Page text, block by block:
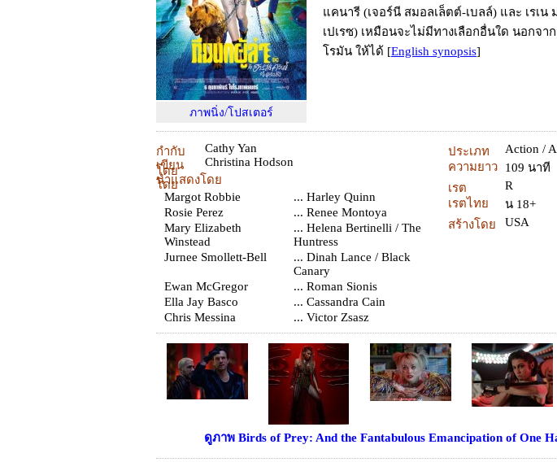
ภาพนิ่ง/โปสเตอร์
แคนารี (เจอร์นี สมอลเล็ตต์-เบลล์) และ เรเน
เปเรซ) เหมือนจะไม่มีทางเลือกอื่นใด นอกจ
โรมัน ให้ได้ [English synopsis]
กำกับ
โดย
Cathy Yan
เขียน
โดย
Christina Hodson
นำแสดงโดย
Margot Robbie
... Harley Quinn
Rosie Perez
... Renee Montoya
Mary Elizabeth
Winstead
... Helena Bertinelli / The
Huntress
Jurnee Smollett-Bell
... Dinah Lance / Black
Canary
Ewan McGregor
... Roman Sionis
Ella Jay Basco
... Cassandra Cain
Chris Messina
... Victor Zsasz
ประเภท
Action /
ความยาว
109 นาที
เรต
R
เรตไทย
น 18+
สร้างโดย
USA
ดูภาพ Birds of Prey: And the Fantabulous Emancipation of One